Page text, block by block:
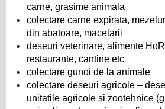
carne, grasime animala
colectare carne expirata,
din abatoare, macelarii
deseuri veterinare, alimente
restaurante, cantine etc
colectare gunoi de la animale
colectare deseuri agricole –
unitatile agricole si zootehnice